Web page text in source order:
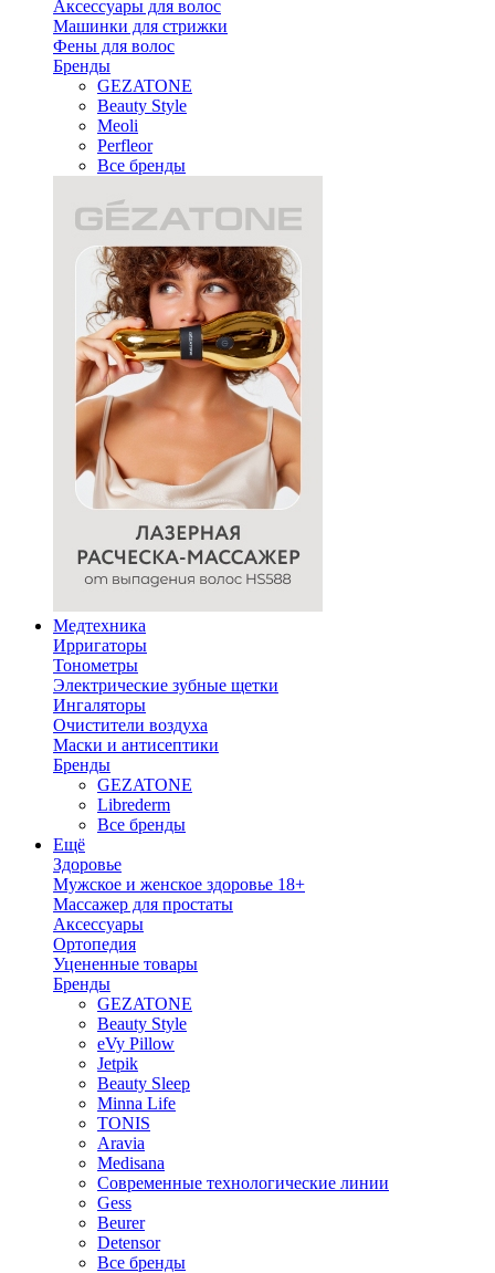
Аксессуары для волос
Машинки для стрижки
Фены для волос
Бренды
GEZATONE
Beauty Style
Meoli
Perfleor
Все бренды
Медтехника
Ирригаторы
Тонометры
Электрические зубные щетки
Ингаляторы
Очистители воздуха
Маски и антисептики
Бренды
GEZATONE
Librederm
Все бренды
Ещё
Здоровье
Мужское и женское здоровье 18+
Массажер для простаты
Аксессуары
Ортопедия
Уцененные товары
Бренды
GEZATONE
Beauty Style
eVy Pillow
Jetpik
Beauty Sleep
Minna Life
TONIS
Aravia
Medisana
Современные технологические линии
Gess
Beurer
Detensor
Все бренды